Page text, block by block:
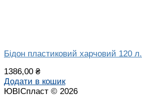
Бідон пластиковий харчовий 120 л.
1386,00 ₴
Додати в кошик
ЮВІСпласт © 2026